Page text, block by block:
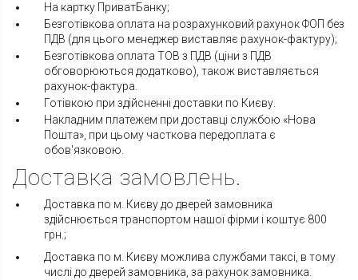
На картку ПриватБанку;
Безготівкова оплата на розрахунковий рахунок ФОП без
ПДВ (для цього менеджер виставляє рахунок-фактуру);
Безготівкова оплата ТОВ з ПДВ (ціни з ПДВ
обговорюються додатково), також виставляється
рахунок-фактура.
Готівкою при здійсненні доставки по Києву.
Накладним платежем при доставці службою «Нова
Пошта», при цьому часткова передоплата є
обов'язковою.
Доставка замовлень.
Доставка по м. Києву до дверей замовника
здійснюється транспортом нашої фірми і коштує 800
грн.;
Доставка по м. Києву можлива службами таксі, в тому
числі до дверей замовника, за рахунок замовника.